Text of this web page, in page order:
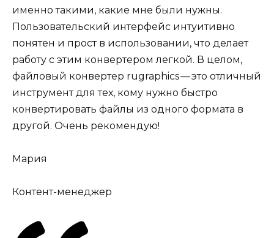
именно такими, какие мне были нужны.
Пользовательский интерфейс интуитивно
понятен и прост в использовании, что делает
работу с этим конвертером легкой. В целом,
файловый конвертер rugraphics — это отличный
инструмент для тех, кому нужно быстро
конвертировать файлы из одного формата в
другой. Очень рекомендую!
Мария
Контент-менеджер